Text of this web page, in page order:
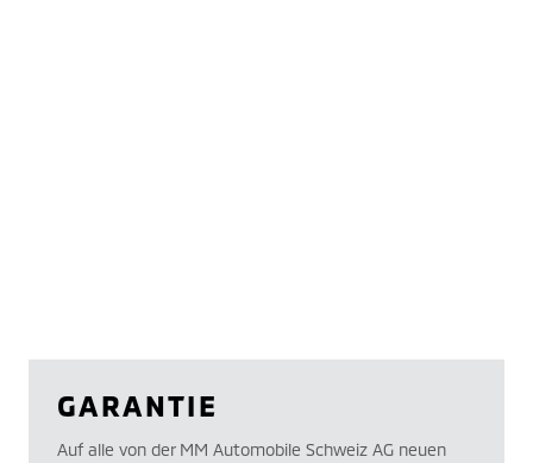
GARANTIE
Auf alle von der MM Automobile Schweiz AG neuen